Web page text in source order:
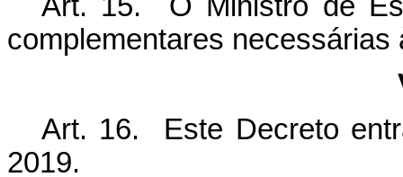
complementares
Art. 16. Este Decreto
2019.